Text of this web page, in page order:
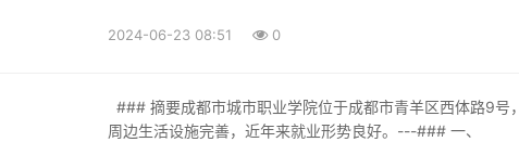
2024-06-23 08:51 0
周边生活设施完善，近年来就业形势良好。---### 一、